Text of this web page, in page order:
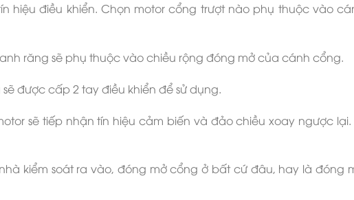
hiệu điều khiển. Chọn motor cổng trượt nào phụ thuộc vào
răng sẽ phụ thuộc vào chiều rộng đóng mở của cánh cổng.
được cấp 2 tay điều khiển để sử dụng.
sẽ tiếp nhận tín hiệu cảm biến và đảo chiều xoay ngược
kiểm soát ra vào, đóng mở cổng ở bất cứ đâu, hay là đóng